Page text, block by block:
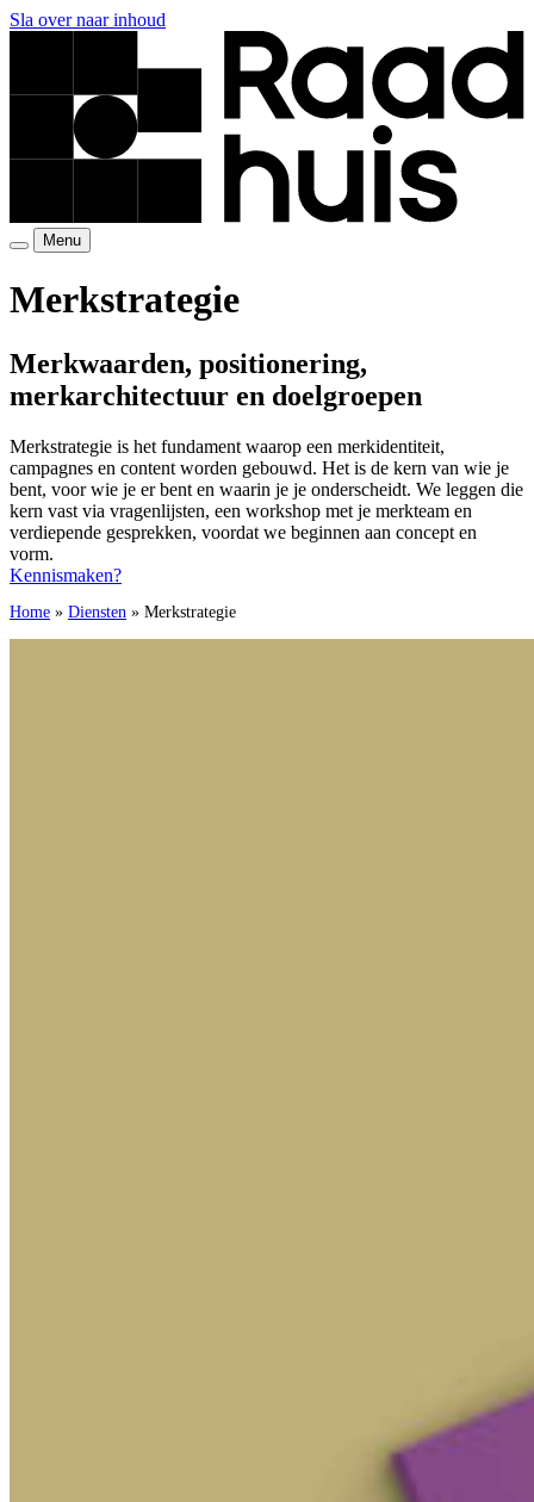
Sla over naar inhoud
Menu
Merkstrategie
Merkwaarden, positionering,
merkarchitectuur en doelgroepen
Merkstrategie is het fundament waarop een merkidentiteit,
campagnes en content worden gebouwd. Het is de kern van wie je
bent, voor wie je er bent en waarin je je onderscheidt. We leggen die
kern vast via vragenlijsten, een workshop met je merkteam en
verdiepende gesprekken, voordat we beginnen aan concept en
vorm.
Kennismaken?
Home » Diensten » Merkstrategie